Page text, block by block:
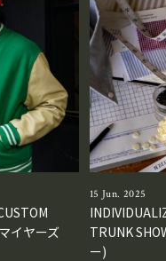
イヤーズ
15 Jun. 2025
TRUNK
ー)